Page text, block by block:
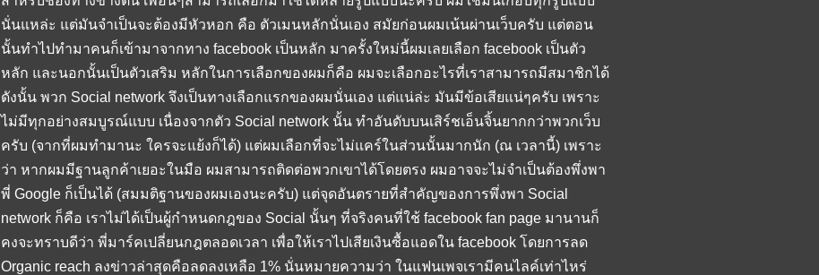
นั่นแหล่ะ แต่มันจำเป็นจะต้องมีหัวหอก คือ ตัวเมนหลักนั่นเอง สมัยก่อนผมเน้นผ่านเว็บครับ แต่ตอน
นั้นทำไปทำมาคนก็เข้ามาจากทาง facebook เป็นหลัก มาครั้งใหม่นี้ผมเลยเลือก facebook เป็นตัว
หลัก และนอกนั้นเป็นตัวเสริม หลักในการเลือกของผมก็คือ ผมจะเลือกอะไรที่เราสามารถมีสมาชิกได้
ดังนั้น พวก Social network จึงเป็นทางเลือกแรกของผมนั่นเอง แต่แน่ล่ะ มันมีข้อเสียแน่ๆครับ เพราะ
ไม่มีทุกอย่างสมบูรณ์แบบ เนื่องจากตัว Social network นั้น ทำอันดับบนเสิร์ชเอ็นจิ้นยากกว่าพวกเว็บ
ครับ (จากที่ผมทำมานะ ใครจะแย้งก็ได้) แต่ผมเลือกที่จะไม่แคร์ในส่วนนั้นมากนัก (ณ เวลานี้) เพราะ
ว่า หากผมมีฐานลูกค้าเยอะในมือ ผมสามารถติดต่อพวกเขาได้โดยตรง ผมอาจจะไม่จำเป็นต้องพึ่งพา
พี่ Google ก็เป็นได้ (สมมติฐานของผมเองนะครับ) แต่จุดอันตรายที่สำคัญของการพึ่งพา Social
network ก็คือ เราไม่ได้เป็นผู้กำหนดกฎของ Social นั้นๆ ที่จริงคนที่ใช้ facebook fan page มานานก็
คงจะทราบดีว่า พี่มาร์คเปลี่ยนกฎตลอดเวลา เพื่อให้เราไปเสียเงินซื้อแอดใน facebook โดยการลด
Organic reach ลงข่าวล่าสุดคือลดลงเหลือ 1% นั่นหมายความว่า ในแฟนเพจเรามีคนไลค์เท่าไหร่